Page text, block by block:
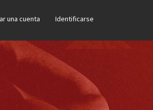
una cuenta Identificarse